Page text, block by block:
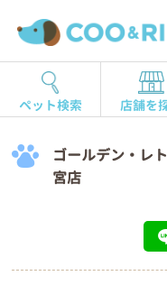
ペット検索 店舗を
ゴールデン・レ
宮店